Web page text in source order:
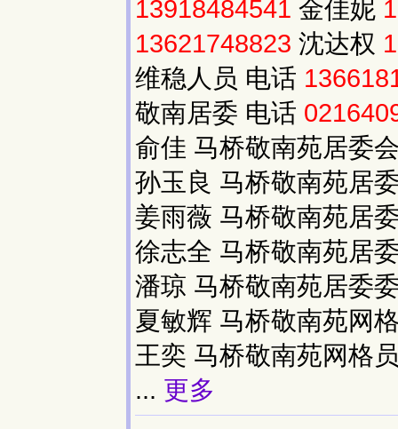
13918484541 金佳妮
13621748823 沈达权
维稳人员 电话
敬南居委 电话
俞佳 马桥敬南苑居委
孙玉良 马桥敬南苑居
姜雨薇 马桥敬南苑居
徐志全 马桥敬南苑居
潘琼 马桥敬南苑居委
夏敏辉 马桥敬南苑网
王奕 马桥敬南苑网格
... 更多